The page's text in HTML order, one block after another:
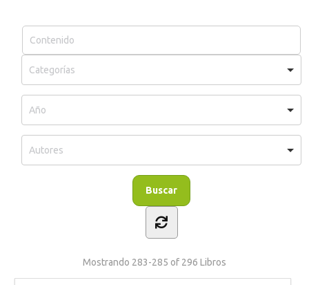
Mostrando 283-285 of 296 Libros